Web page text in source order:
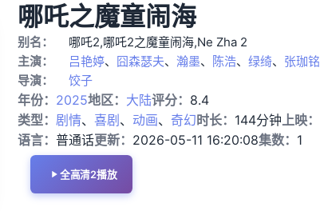
哪吒之魔童闹海
别名：
哪吒2,哪吒2之魔童闹海,Ne Zha 2
主演：
吕艳婷、 囧森瑟夫、 瀚墨、 陈浩、 绿绮、 张珈铭
导演：
饺子
年份： 2025地区： 大陆评分： 8.4
类型： 剧情、 喜剧 、 动画、 奇幻时长： 144分钟上映：
语言： 普通话更新： 2026-05-11 16:20:08集数： 1
全高清2播放